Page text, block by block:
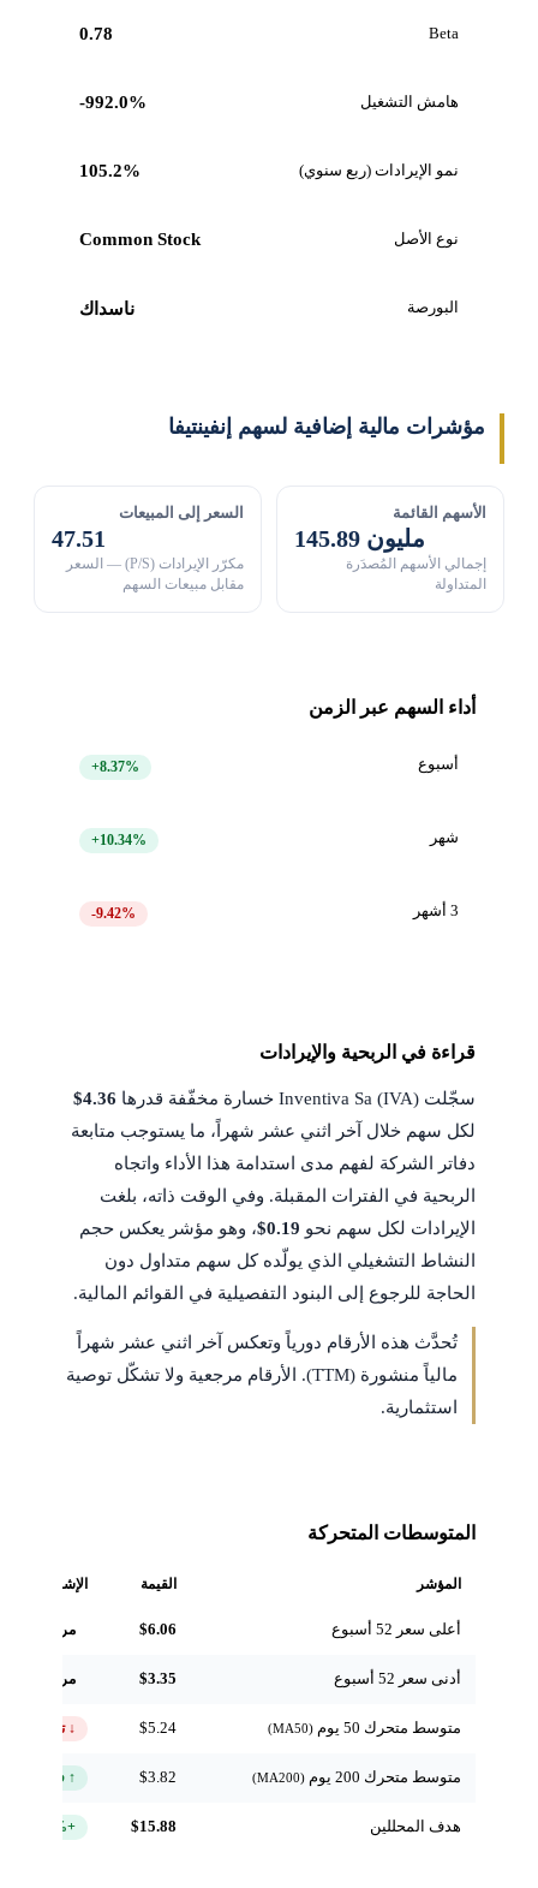
Beta
0.78
هامش التشغيل -992.0%
نمو الإيرادات (ربع سنوي) 105.2%
نوع الأصل Common Stock
البورصة ناسداك
مؤشرات مالية إضافية لسهم إنفينتيفا
الأسهم القائمة
145.89 مليون
إجمالي الأسهم المُصدَرة
المتداولة
السعر إلى المبيعات
47.51
مكرّر الإيرادات (P/S) — السعر
مقابل مبيعات السهم
أداء السهم عبر الزمن
أسبوع +8.37%
شهر +10.34%
3 أشهر -9.42%
قراءة في الربحية والإيرادات
سجّلت Inventiva Sa (IVA) خسارة مخفّفة قدرها
$4.36
لكل سهم خلال آخر اثني عشر شهراً، ما يستوجب متابعة
دفاتر الشركة لفهم مدى استدامة هذا الأداء واتجاه
الربحية في الفترات المقبلة. وفي الوقت ذاته، بلغت
الإيرادات لكل سهم نحو $0.19، وهو مؤشر يعكس حجم
النشاط التشغيلي الذي يولّده كل سهم متداول دون
الحاجة للرجوع إلى البنود التفصيلية في القوائم المالية.
تُحدَّث هذه الأرقام دورياً وتعكس آخر اثني عشر شهراً
مالياً منشورة (TTM). الأرقام مرجعية ولا تشكّل توصية
استثمارية.
المتوسطات المتحركة
المؤشر القيمة الإشارة
أعلى سعر 52 أسبوع $6.06 مرجعي
أدنى سعر 52 أسبوع $3.35 مرجعي
متوسط متحرك 50 يوم $5.24 ↓ تحت
متوسط متحرك 200 يوم $3.82 ↑ فوق
هدف المحللين $15.88
+227.1%